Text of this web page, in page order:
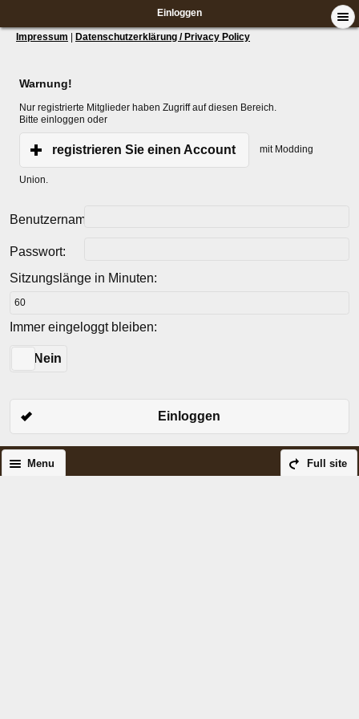
Einloggen
Impressum Datenschutzerklärung / Privacy Policy
Warnung!
Nur registrierte Mitglieder haben Zugriff auf diesen Bereich.
Bitte einloggen oder
registrieren Sie einen Account mit Modding
Union.
Benutzername:
Passwort:
Sitzungslänge in Minuten:
Immer eingeloggt bleiben:
Nein
Einloggen
Full site
Menu